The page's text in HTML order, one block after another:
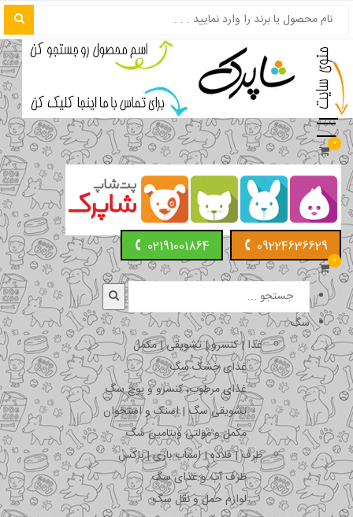
0
09224636629
02191001864
0
سگ
غذا | کنسرو | تشویقی | مکمل
غذای خشک سگ
غذای مرطوب، کنسرو و پوچ سگ
تشویقی سگ | اسنک و استخوان
مکمل و مولتی ویتامین سگ
ظرف | قلاده | اسباب بازی | باکس
ظرف آب و غذای سگ
لوازم حمل و نقل سگ